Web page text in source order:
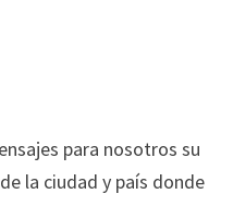
para nosotros su
la ciudad y país donde